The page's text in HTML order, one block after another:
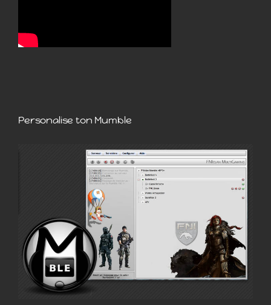
Personalise ton Mumble